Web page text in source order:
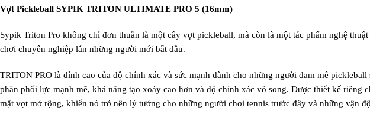
Vợt Pickleball SYPIK TRITON ULTIMATE PRO 5 (16mm)
Sypik Triton Pro không chỉ đơn thuần là một cây vợt pickleball, mà còn là một tác phẩm nghệ
chơi chuyên nghiệp lẫn những người mới bắt đầu.
TRITON PRO là đỉnh cao của độ chính xác và sức mạnh dành cho những người đam mê
phân phối lực mạnh mẽ, khả năng tạo xoáy cao hơn và độ chính xác vô song. Được thiết kế
mặt vợt mở rộng, khiến nó trở nên lý tưởng cho những người chơi tennis trước đây và những vận